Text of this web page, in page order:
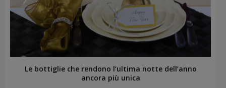
Le bottiglie che rendono l’ultima notte dell’anno
ancora più unica